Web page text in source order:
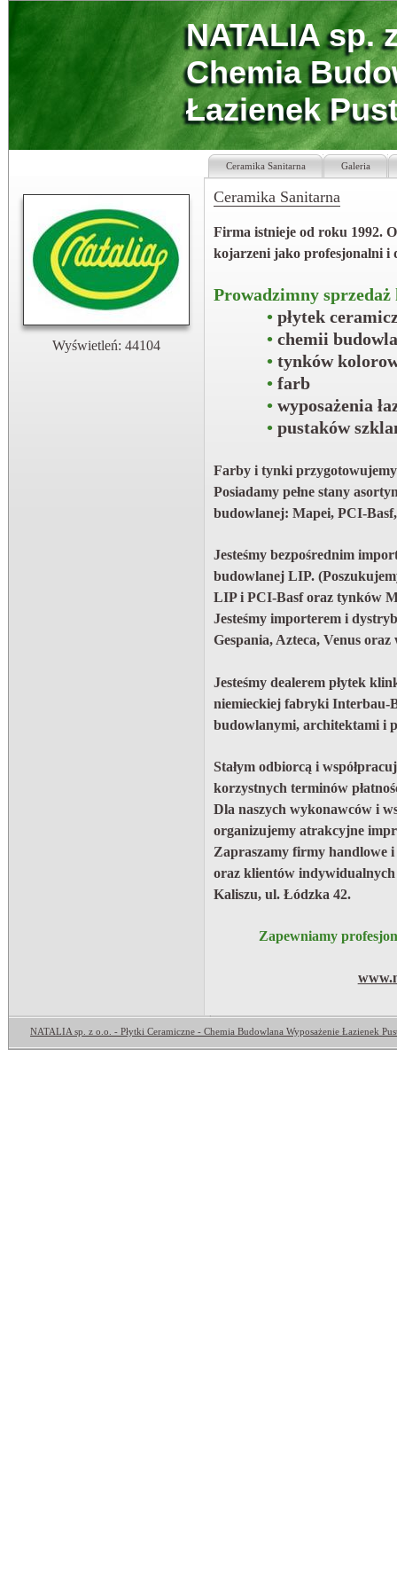
NATALIA sp.
Chemia
Łazienek
Wyświetleń: 44104
Ceramika Sanitarna Galeria
Ceramika Sanitarna
Firma istnieje od roku 1992.
kojarzeni jako profesjonalni i
Prowadzimny
• płytek
• chemii
• tynków
• farb
• wyposażenia
• pustaków
Farby i tynki
Posiadamy pełne stany
budowlanej: Mapei, PCI-
Jesteśmy bezpośrednim
budowlanej LIP.
LIP i PCI-Basf oraz tynków
Jesteśmy importerem i
Gespania, Azteca, Venus
Jesteśmy dealerem płytek
niemieckiej fabryki Interbau-
budowlanymi, architektami i
Stałym odbiorcą i
korzystnych terminów
Dla naszych wykonawców i
organizujemy atrakcyjne
Zapraszamy firmy handlowe
oraz klientów indywidualnych
Kaliszu, ul. Łódzka 42.
Zapewniamy
NATALIA sp. z o.o. - Płytki Ceramiczne - Chemia Budowlana Wyposażenie Łazienek